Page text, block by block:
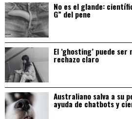
No es el glande:
G” del pene
El ‘ghosting’ puede ser
rechazo claro
Australiano salva a su
ayuda de chatbots y